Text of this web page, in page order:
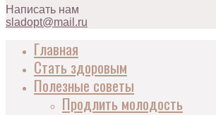
Написать нам
sladopt@mail.ru
Главная
Стать здоровым
Полезные советы
Продлить молодость